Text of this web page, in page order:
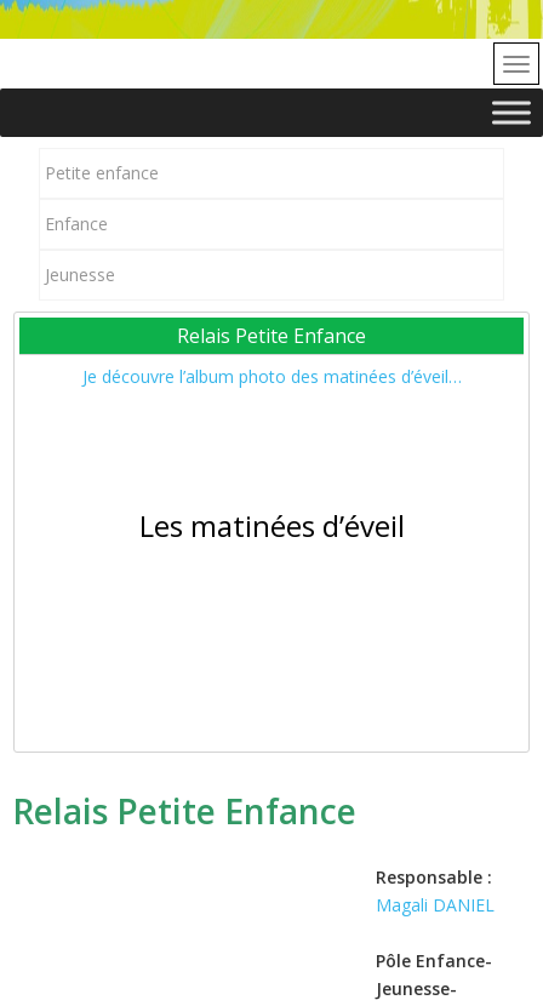
Petite enfance
Enfance
Jeunesse
Relais Petite Enfance
Je découvre l’album photo des matinées d’éveil…
Les matinées d’éveil
Relais Petite Enfance
Responsable :
Magali DANIEL
Pôle Enfance-
Jeunesse-